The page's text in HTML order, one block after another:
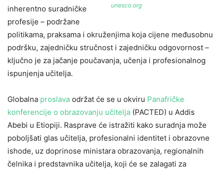
unesco.org
inherentno suradničke
profesije – podržane
politikama, praksama i okruženjima koja cijene međusobnu
podršku, zajedničku stručnost i zajedničku odgovornost –
ključno je za jačanje poučavanja, učenja i profesionalnog
ispunjenja učitelja.
Globalna proslava održat će se u okviru Panafričke
konferencije o obrazovanju učitelja (PACTED) u Addis
Abebi u Etiopiji. Rasprave će istražiti kako suradnja može
poboljšati glas učitelja, profesionalni identitet i obrazovne
ishode, uz doprinose ministara obrazovanja, regionalnih
čelnika i predstavnika učitelja, koji će se zalagati za